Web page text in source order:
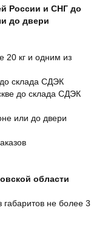
России и СНГ до
до двери
20 кг и одним из
склада СДЭК
до склада СДЭК
или до двери
области
не более 3